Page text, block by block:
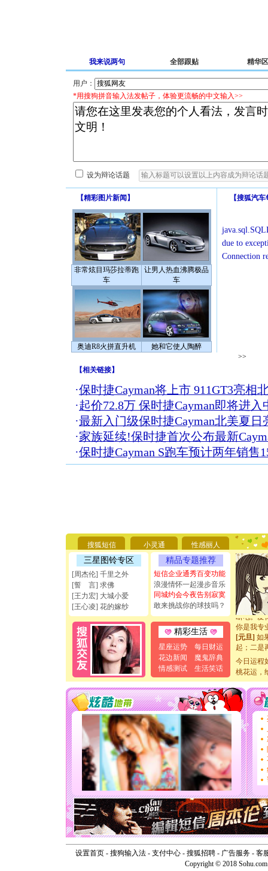
我来说两句 全部跟贴 精华区
用户：
*用搜狗拼音输入法发帖子，体验更流畅的中文输入>>
设为辩论话题
【精彩图片新闻 】
非常炫目玛莎拉蒂跑
车
让男人热血沸腾极品
车
奥迪R8火拼直升机 她和它使人陶醉
【搜狐汽车
due to
Connection
>>
【相关链接】
·保时捷Cayman将上市 911GT3亮相
·起价72.8万 保时捷Cayman即将进入
·最新入门级保时捷Cayman北美夏日
·家族延续!保时捷首次公布最新
·保时捷Cayman S跑车预计两年销售
搜狐短信 小灵通 性感丽人
三星图铃专区
[周杰伦] 千里之外
[誓 言] 求佛
[王力宏] 大城小爱
[王心凌] 花的嫁纱
精品专题推荐
短信企业通秀百变功能
浪漫情怀一起漫步音乐
同城约会今夜告别寂寞
敢来挑战你的球技吗？
精彩生活
星座运势
每日财运
花边新闻
魔鬼辞典
情感测试
生活笑话
要平安
[圣诞节]
能正大光
天都要快
[圣诞节]
如意,快
[元旦]看
断电。爱
你是我专
[元旦] 如
起；二是
离。水晶
[元旦]当
泣，这痛
卖了。水
[春节]风
颜！冬
道一声
[春节]
片叶子
送你一
[圣诞节]
你太多
要平安
[圣诞节]
能正大光
天都要快
[圣诞节]
如意,快
[元旦]看
断电。爱
你是我专
[元旦]如
今日运程
桃花运，
设置首页- 搜狗输入法- 支付中心- 搜狐招聘- 广告服务- 客
Copyright © 2018